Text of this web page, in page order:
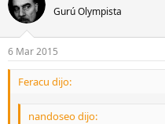
Gurú Olympista
6 Mar 2015
Feracu dijo:
nandoseo dijo: